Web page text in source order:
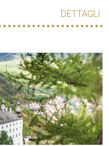
DETTAGLI